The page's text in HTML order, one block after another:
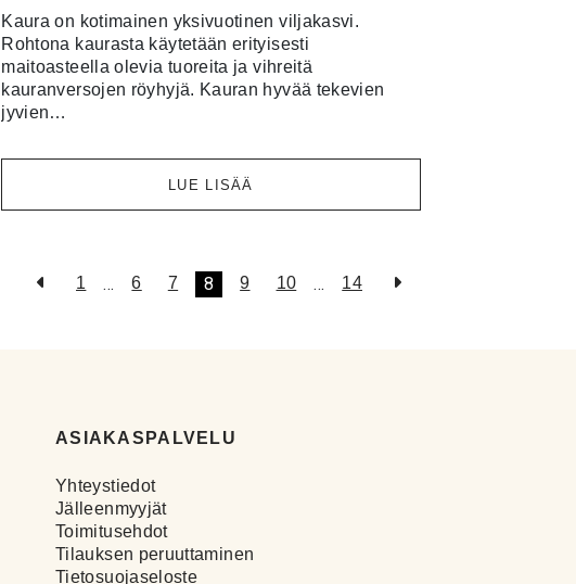
Kaura on kotimainen yksivuotinen viljakasvi.
Rohtona kaurasta käytetään erityisesti
maitoasteella olevia tuoreita ja vihreitä
kauranversojen röyhyjä. Kauran hyvää tekevien
jyvien…
LUE LISÄÄ
1 … 6 7 8 9 10 … 14
ASIAKASPALVELU
Yhteystiedot
Jälleenmyyjät
Toimitusehdot
Tilauksen peruuttaminen
Tietosuojaseloste